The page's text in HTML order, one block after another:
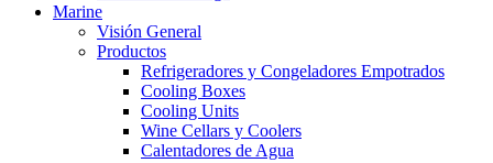
Marine
Visión General
Productos
Refrigeradores y Congeladores Empotrados
Cooling Boxes
Cooling Units
Wine Cellars y Coolers
Calentadores de Agua